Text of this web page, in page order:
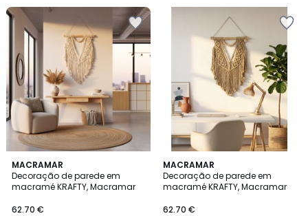
MACRAMAR
Decoração de parede em
macramé KRAFTY, Macramar
62.70 €
MACRAMAR
Decoração de parede em
macramé KRAFTY, Macramar
62.70 €